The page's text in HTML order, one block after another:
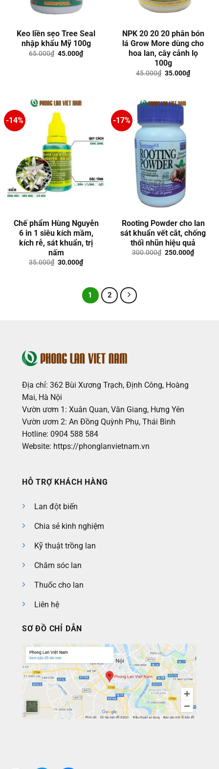
Keo liền sẹo Tree Seal
nhập khẩu Mỹ 100g
65.000₫ Giá
45.000₫Giá
hiện
NPK 20 20 20 phân bón
lá Grow More dùng cho
hoa lan, cây cảnh lọ
100g
45.000₫ Giá
35.000₫Giá
hiện
-14%
Chế phẩm Hùng Nguyễn
6 in 1 siêu kích mầm,
kích rễ, sát khuẩn, trị
nấm
35.000₫ Giá
30.000₫Giá
hiện
30.000₫.
-17%
Rooting Powder cho lan
sát khuẩn vết cắt, chống
thối nhũn hiệu quả
300.000₫ Giá
250.000₫Giá
hiện
1 2
Địa chỉ: 362 Bùi Xương Trạch, Định Công, Hoàng
Mai, Hà Nội
Vườn ươm 1: Xuân Quan, Văn Giang, Hưng Yên
Vườn ươm 2: An Đồng Quỳnh Phụ, Thái Bình
Hotline: 0904 588 584
Website: https://phonglanvietnam.vn
HỖ TRỢ KHÁCH HÀNG
Lan đột biến
Chia sẻ kinh nghiệm
Kỹ thuật trồng lan
Chăm sóc lan
Thuốc cho lan
Liên hệ
SƠ ĐỒ CHỈ DẪN